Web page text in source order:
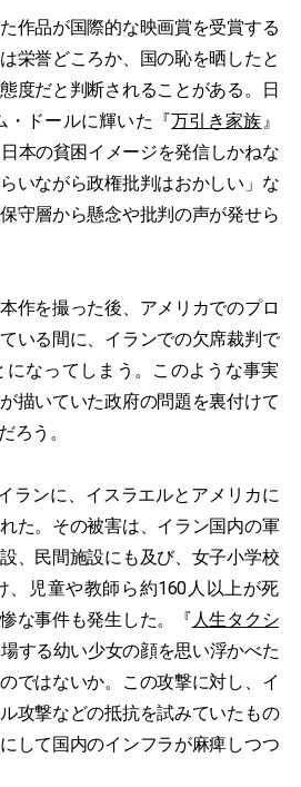
作品が国際的な映画賞を受賞する
栄誉どころか、国の恥を晒したと
度だと判断されることがある。日
・ドールに輝いた『万引き家族 』
日本の貧困イメージを発信しかねな
いながら政権批判はおかしい」な
守層から懸念や批判の声が発せら
作を撮った後、アメリカでのプロ
いる間に、イランでの欠席裁判で
なってしまう。このような事実
描いていた政府の問題を裏付けて
ろう。
ランに、イスラエルとアメリカに
た。その被害は、イラン国内の軍
、民間施設にも及び、女子小学校
、児童や教師ら約160人以上が死
な事件も発生した。『 人生タクシ
する幼い少女の顔を思い浮かべた
ではないか。この攻撃に対し、イ
攻撃などの抵抗を試みていたもの
して国内のインフラが麻痺しつつ